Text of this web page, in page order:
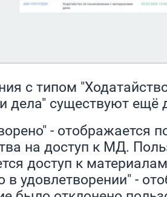
с типом
дела" существуют ещё
- отображается
на доступ к МД.
доступ к
в удовлетворении" -